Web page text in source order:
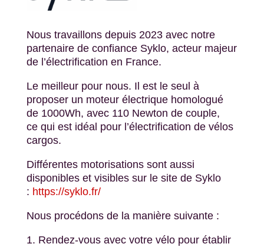
Nous travaillons depuis 2023 avec notre
partenaire de confiance Syklo, acteur majeur
de l’électrification en France.
Le meilleur pour nous. Il est le seul à
proposer un moteur électrique homologué
de 1000Wh, avec 110 Newton de couple,
cequi est idéal pour l’électrification de vélos
cargos.
Différentes motorisations sont aussi
disponibles et visibles sur le site de Syklo
: https://syklo.fr/
Nous procédons de la manière suivante :
1. Rendez-vousavec votre vélo pour établir